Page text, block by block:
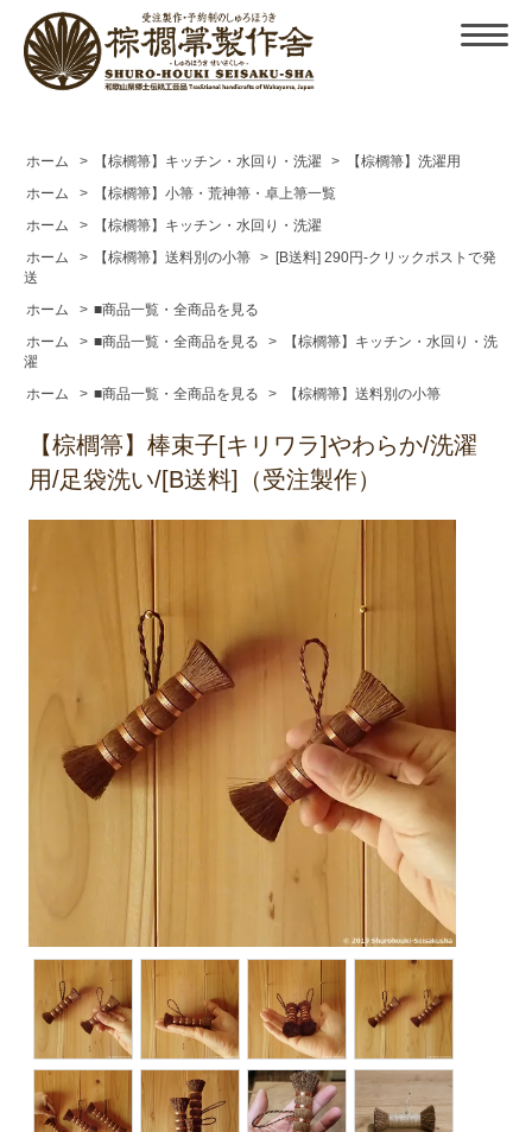
ホーム > 【棕櫚箒】キッチン・水回り・洗濯 >
【棕櫚箒】洗濯用
ホーム
>
【棕櫚箒】小箒・荒神箒・卓上箒一覧
ホーム
>
【棕櫚箒】キッチン・水回り・洗濯
ホーム
> 【棕櫚箒】送料別の小箒 > [B送料] 290円-クリックポストで発
送
ホーム
> ■商品一覧・全商品を見る
ホーム
> ■商品一覧・全商品を見る >
【棕櫚箒】キッチン・水回り・洗
濯
ホーム
> ■商品一覧・全商品を見る > 【棕櫚箒】送料別の小箒
【棕櫚箒】棒束子[キリワラ]やわらか/洗濯
用/足袋洗い/[B送料]（受注製作）